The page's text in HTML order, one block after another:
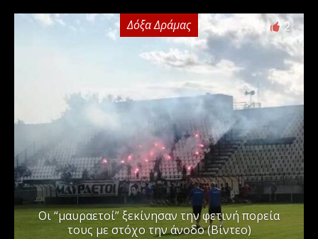
Δόξα Δράμας 2
Οι “μαυραετοί” ξεκίνησαν την φετινή πορεία
τους με στόχο την άνοδο (Βίντεο)